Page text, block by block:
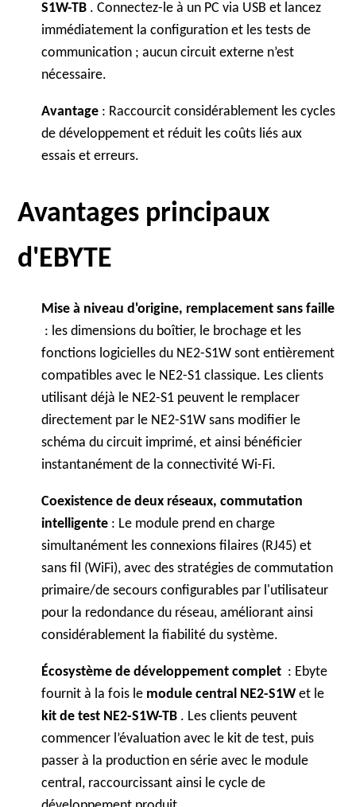
S1W-TB . Connectez-le à un PC via USB et lancez
immédiatement la configuration et les tests de
communication ; aucun circuit externe n’est
nécessaire.
Avantage : Raccourcit considérablement les cycles
de développement et réduit les coûts liés aux
essais et erreurs.
Avantages principaux
d'EBYTE
Mise à niveau d'origine, remplacement sans faille
: les dimensions du boîtier, le brochage et les
fonctions logicielles du NE2-S1W sont entièrement
compatibles avec le NE2-S1 classique. Les clients
utilisant déjà le NE2-S1 peuvent le remplacer
directement par le NE2-S1W sans modifier le
schéma du circuit imprimé, et ainsi bénéficier
instantanément de la connectivité Wi-Fi.
Coexistence de deux réseaux, commutation
intelligente : Le module prend en charge
simultanément les connexions filaires (RJ45) et
sans fil (WiFi), avec des stratégies de commutation
primaire/de secours configurables par l'utilisateur
pour la redondance du réseau, améliorant ainsi
considérablement la fiabilité du système.
Écosystème de développement complet : Ebyte
fournit à la fois le module central NE2-S1Wet le
kit de test NE2-S1W-TB . Les clients peuvent
commencer l’évaluation avec le kit de test, puis
passer à la production en série avec le module
central, raccourcissant ainsi le cycle de